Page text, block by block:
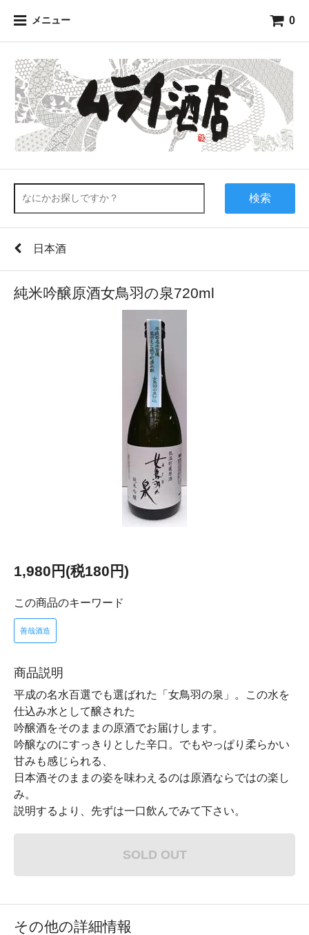
メニュー 0
検索
日本酒
純米吟醸原酒女鳥羽の泉720ml
1,980円(税180円)
この商品のキーワード
善哉酒造
商品説明
平成の名水百選でも選ばれた「女鳥羽の泉」。この水を
仕込み水として醸された
吟醸酒をそのままの原酒でお届けします。
吟醸なのにすっきりとした辛口。でもやっぱり柔らかい
甘みも感じられる、
日本酒そのままの姿を味わえるのは原酒ならではの楽し
み。
説明するより、先ずは一口飲んでみて下さい。
SOLD OUT
その他の詳細情報